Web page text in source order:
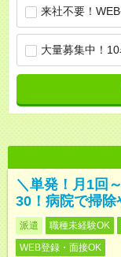
来社不要！
大量募集中！
＼単発！月1回
30！病院で掃除
派遣 職種未経験OK
WEB登録・面接OK